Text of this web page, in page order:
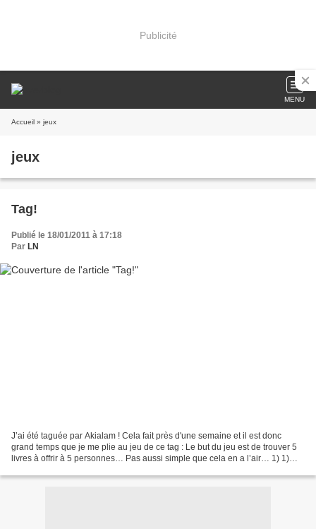
Publicité
MENU
Accueil » jeux
jeux
Tag!
Publié le 18/01/2011 à 17:18
Par LN
J’ai été taguée par Akialam ! Cela fait près d'une semaine et il est donc
grand temps que je me plie au jeu de ce tag : Le but du jeu est de trouver 5
livres à offrir à 5 personnes… Pas aussi simple que cela en a l’air… 1) 1)